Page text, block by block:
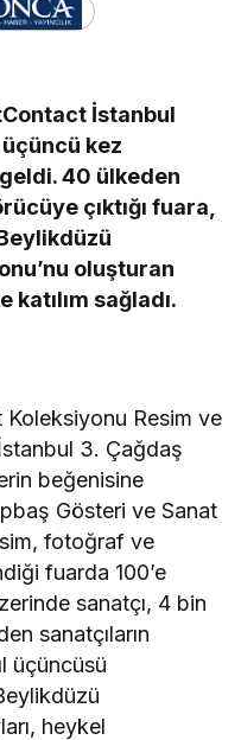
İstanbul
üçüncü kez
40 ülkeden
çıktığı fuara,
oluşturan
sağladı.
Resim ve
3. Çağdaş
beğenisine
Gösteri ve Sanat
fotoğraf ve
fuarda 100’e
sanatçı, 4 bin
sanatçıların
üçüncüsü
heykel